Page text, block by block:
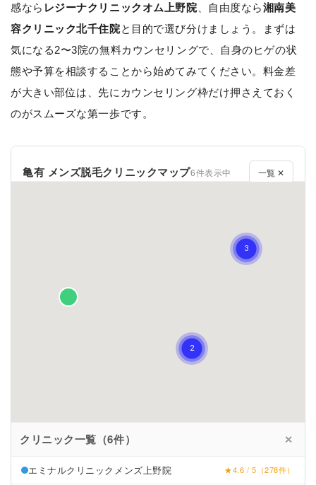
感なら レジーナクリニックオム上野院、自由度なら湘南美
容クリニック北千住院と目的で選び分けましょう。まずは
気になる2〜3院の無料カウンセリングで、自身のヒゲの状
態や予算を相談することから始めてみてください。料金差
が大きい部位は、先にカウンセリング枠だけ押さえておく
のがスムーズな第一歩です。
亀有 メンズ脱毛クリニックマップ6件表示中 一覧 ✕
クリニック一覧（6件） ✕
エミナルクリニックメンズ上野院 ★4.6 / 5（278件）